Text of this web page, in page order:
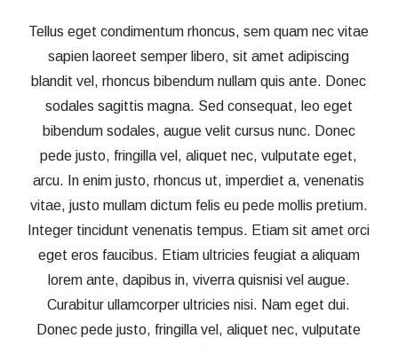
Tellus eget condimentum rhoncus, sem quam nec vitae
sapien laoreet semper libero, sit amet adipiscing
blandit vel, rhoncus bibendum nullam quis ante. Donec
sodales sagittis magna. Sed consequat, leo eget
bibendum sodales, augue velit cursus nunc. Donec
pede justo, fringilla vel, aliquet nec, vulputate eget,
arcu. In enim justo, rhoncus ut, imperdiet a, venenatis
vitae, justo mullam dictum felis eu pede mollis pretium.
Integer tincidunt venenatis tempus. Etiam sit amet orci
eget eros faucibus. Etiam ultricies feugiat a aliquam
lorem ante, dapibus in, viverra quisnisi vel augue.
Curabitur ullamcorper ultricies nisi. Nam eget dui.
Donec pede justo, fringilla vel, aliquet nec, vulputate